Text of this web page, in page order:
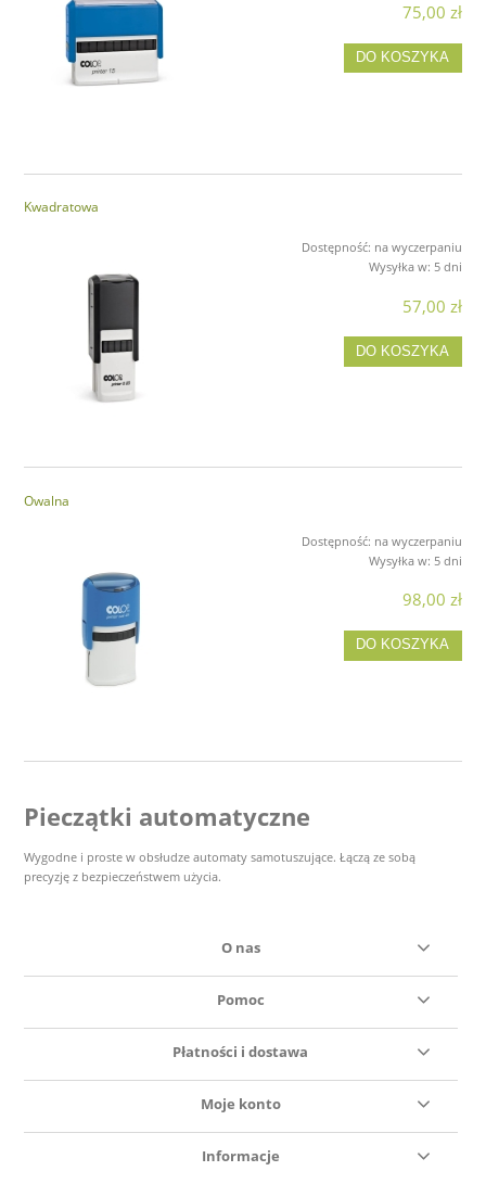
75,00 zł
DO KOSZYKA
Kwadratowa
Dostępność: na wyczerpaniu
Wysyłka w: 5 dni
57,00 zł
DO KOSZYKA
Owalna
Dostępność: na wyczerpaniu
Wysyłka w: 5 dni
98,00 zł
DO KOSZYKA
Pieczątki automatyczne
Wygodne i proste w obsłudze automaty samotuszujące. Łączą ze sobą
precyzję z bezpieczeństwem użycia.
O nas
Pomoc
Płatności i dostawa
Moje konto
Informacje